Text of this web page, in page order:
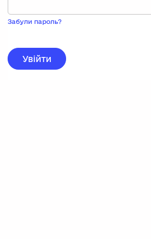
запису,
натисніть
реєстрації.
Забули пароль?
Увійти